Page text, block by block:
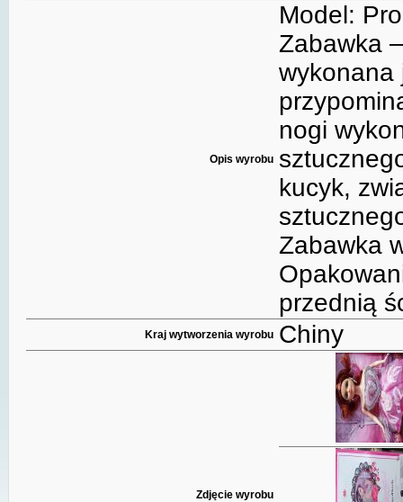
Opis wyrobu
Model:
Zabawka
wykonana
nogi
kucyk,
Zabawka
przednią
Kraj wytworzenia wyrobu Chiny
Zdjęcie wyrobu